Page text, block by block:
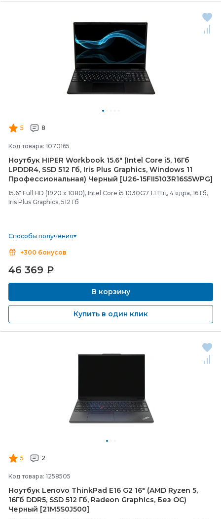
5 8
Код товара: 1070165
Ноутбук HIPER Workbook 15.6" (Intel Core i5, 16Гб
LPDDR4, SSD 512 Гб, Iris Plus Graphics, Windows 11
Профессиональная) Черный [U26-15FII5103R16S5WPG]
15.6" Full HD (1920 x 1080), Intel Core i5 1030G7 1.1 ГГц, 4 ядра, 16 Гб,
Iris Plus Graphics, 512 Гб
Способы получения
+300 бонусов
46 369 ₽
В корзину
Купить в один клик
5 2
Код товара: 1258505
Ноутбук Lenovo ThinkPad E16 G2 16" (AMD Ryzen 5,
16Гб DDR5, SSD 512 Гб, Radeon Graphics, Без ОС)
Черный [21M5S0J500]